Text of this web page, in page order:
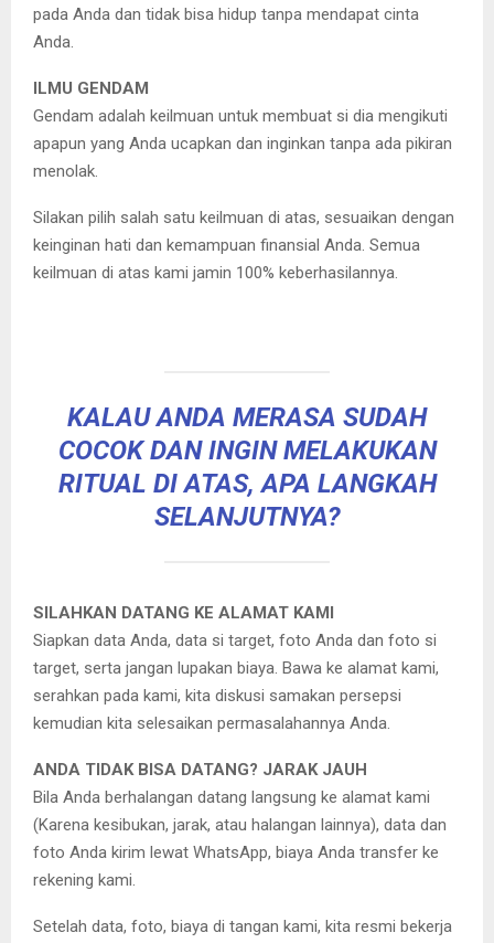
pada Anda dan tidak bisa hidup tanpa mendapat cinta
Anda.
ILMU GENDAM
Gendam adalah keilmuan untuk membuat si dia mengikuti
apapun yang Anda ucapkan dan inginkan tanpa ada pikiran
menolak.
Silakan pilih salah satu keilmuan di atas, sesuaikan dengan
keinginan hati dan kemampuan finansial Anda. Semua
keilmuan di atas kami jamin 100% keberhasilannya.
KALAU ANDA MERASA SUDAH
COCOK DAN INGIN MELAKUKAN
RITUAL DI ATAS, APA LANGKAH
SELANJUTNYA?
SILAHKAN DATANG KE ALAMAT KAMI
Siapkan data Anda, data si target, foto Anda dan foto si
target, serta jangan lupakan biaya. Bawa ke alamat kami,
serahkan pada kami, kita diskusi samakan persepsi
kemudian kita selesaikan permasalahannya Anda.
ANDA TIDAK BISA DATANG? JARAK JAUH
Bila Anda berhalangan datang langsung ke alamat kami
(Karena kesibukan, jarak, atau halangan lainnya), data dan
foto Anda kirim lewat WhatsApp, biaya Anda transfer ke
rekening kami.
Setelah data, foto, biaya di tangan kami, kita resmi bekerja